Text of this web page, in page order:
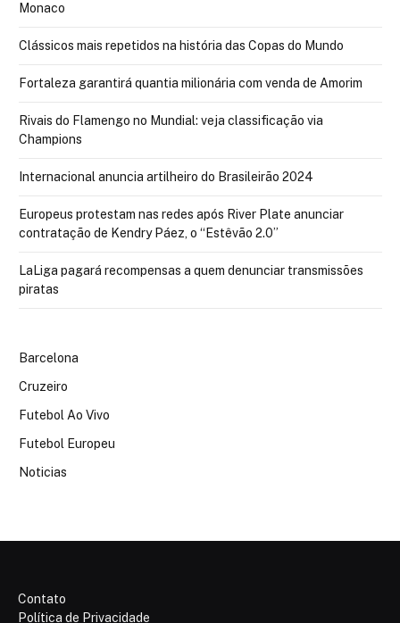
Monaco
Clássicos mais repetidos na história das Copas do Mundo
Fortaleza garantirá quantia milionária com venda de Amorim
Rivais do Flamengo no Mundial: veja classificação via
Champions
Internacional anuncia artilheiro do Brasileirão 2024
Europeus protestam nas redes após River Plate anunciar
contratação de Kendry Páez, o “Estêvão 2.0”
LaLiga pagará recompensas a quem denunciar transmissões
piratas
Barcelona
Cruzeiro
Futebol Ao Vivo
Futebol Europeu
Noticias
Contato
Política de Privacidade